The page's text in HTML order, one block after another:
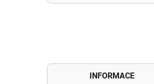
INFORMACE